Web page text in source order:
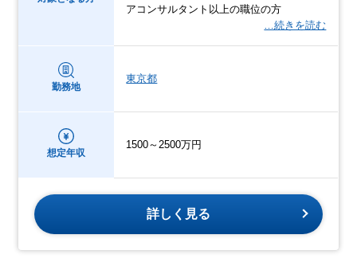
アコンサルタント以上の職位の方
…続きを読む
勤務地
東京都
想定年収
1500～2500万円
詳しく見る